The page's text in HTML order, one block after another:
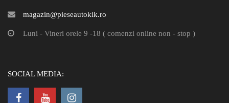
magazin@pieseautokik.ro
Luni - Vineri orele 9 -18 ( comenzi online non - stop )
SOCIAL MEDIA: